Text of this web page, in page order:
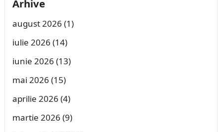
Arhive
august 2026 (1)
iulie 2026 (14)
iunie 2026 (13)
mai 2026 (15)
aprilie 2026 (4)
martie 2026 (9)